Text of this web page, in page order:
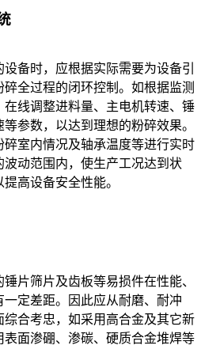
时，应根据实际需要为设备引
全过程的闭环控制。如根据监测
线调整进料量、主电机转速、锤
参数，以达到理想的粉碎效果。
室内情况及轴承温度等进行实时
动范围内，使生产工况达到状
高设备安全性能。
筛片及齿板等易损件在性能、
定差距。因此应从耐磨、耐冲
合考忠，如采用高合金及其它新
面渗硼、渗碳、硬质合金堆焊等